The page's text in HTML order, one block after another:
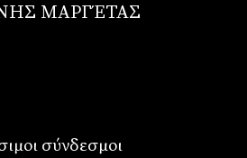
ΜΑΡΓΈΤΑΣ
σύνδεσμοι